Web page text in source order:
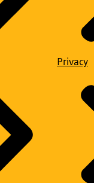
Privacy